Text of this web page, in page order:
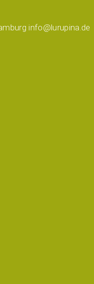
info@lurupina.de